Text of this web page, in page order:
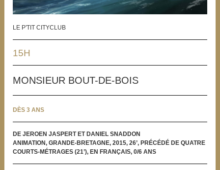
LE P'TIT CITYCLUB
15H
MONSIEUR BOUT-DE-BOIS
DÈS 3 ANS
DE JEROEN JASPERT ET DANIEL SNADDON
ANIMATION, GRANDE-BRETAGNE, 2015, 26’, PRÉCÉDÉ DE QUATRE
COURTS-MÉTRAGES (21’), EN FRANÇAIS, 0/6 ANS